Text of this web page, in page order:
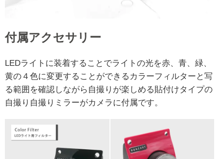
付属アクセサリー
LEDライトに装着することでライトの光を赤、青、緑、
黄の４色に変更することができるカラーフィルターと写
る範囲を確認しながら自撮りが楽しめる貼付けタイプの
自撮り自撮りミラーがカメラに付属です。